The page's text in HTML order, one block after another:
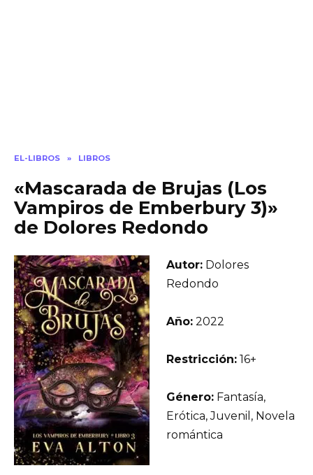
EL-LIBROS » LIBROS
«Mascarada de Brujas (Los
Vampiros de Emberbury 3)»
de Dolores Redondo
Autor: Dolores
Redondo
Año: 2022
Restricción: 16+
Género: Fantasía,
Erótica, Juvenil, Novela
romántica